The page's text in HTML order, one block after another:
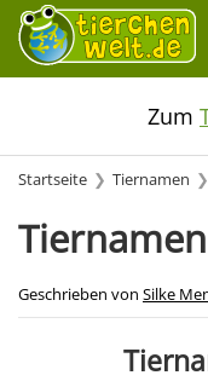
Zum
Startseite Tiernamen
Geschrieben von Silke